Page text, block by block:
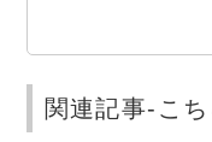
関連記事-こ